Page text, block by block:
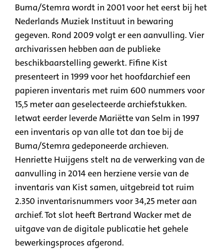
Buma/Stemra wordt in 2001 voor het eerst bij het
Nederlands Muziek Instituut in bewaring
gegeven. Rond 2009 volgt er een aanvulling. Vier
archivarissen hebben aan de publieke
beschikbaarstelling gewerkt. Fifine Kist
presenteert in 1999 voor het hoofdarchief een
papieren inventaris met ruim 600 nummers voor
15,5 meter aan geselecteerde archiefstukken.
Ietwat eerder leverde Mariëtte van Selm in 1997
een inventaris op van alle tot dan toe bij de
Buma/Stemra gedeponeerde archieven.
Henriette Huijgens stelt na de verwerking van de
aanvulling in 2014 een herziene versie van de
inventaris van Kist samen, uitgebreid tot ruim
2.350 inventarisnummers voor 34,25 meter aan
archief. Tot slot heeft Bertrand Wacker met de
uitgave van de digitale publicatie het gehele
bewerkingsproces afgerond.